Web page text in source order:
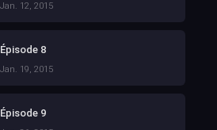
Jan. 12, 2015
Épisode 8
Jan. 19, 2015
Épisode 9